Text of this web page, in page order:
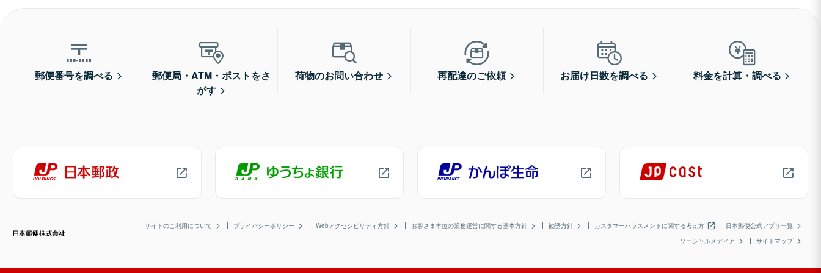
郵便番号を調べる
郵便局・ATM・ポストをさ
がす
荷物のお問い合わせ 再配達のご依頼 お届け日数を調べる 料金を計算・調べる
サイトのご利用について プライバシーポリシー Webアクセシビリティ方針 お客さま本位の業務運営に関する基本方針 勧誘方針 カスタマーハラスメントに関する考え方
日本郵便公式アプリ一覧
ソーシャルメディア
サイトマップ